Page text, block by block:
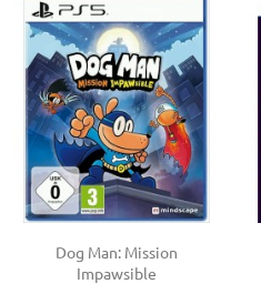
Dog Man: Mission
Impawsible